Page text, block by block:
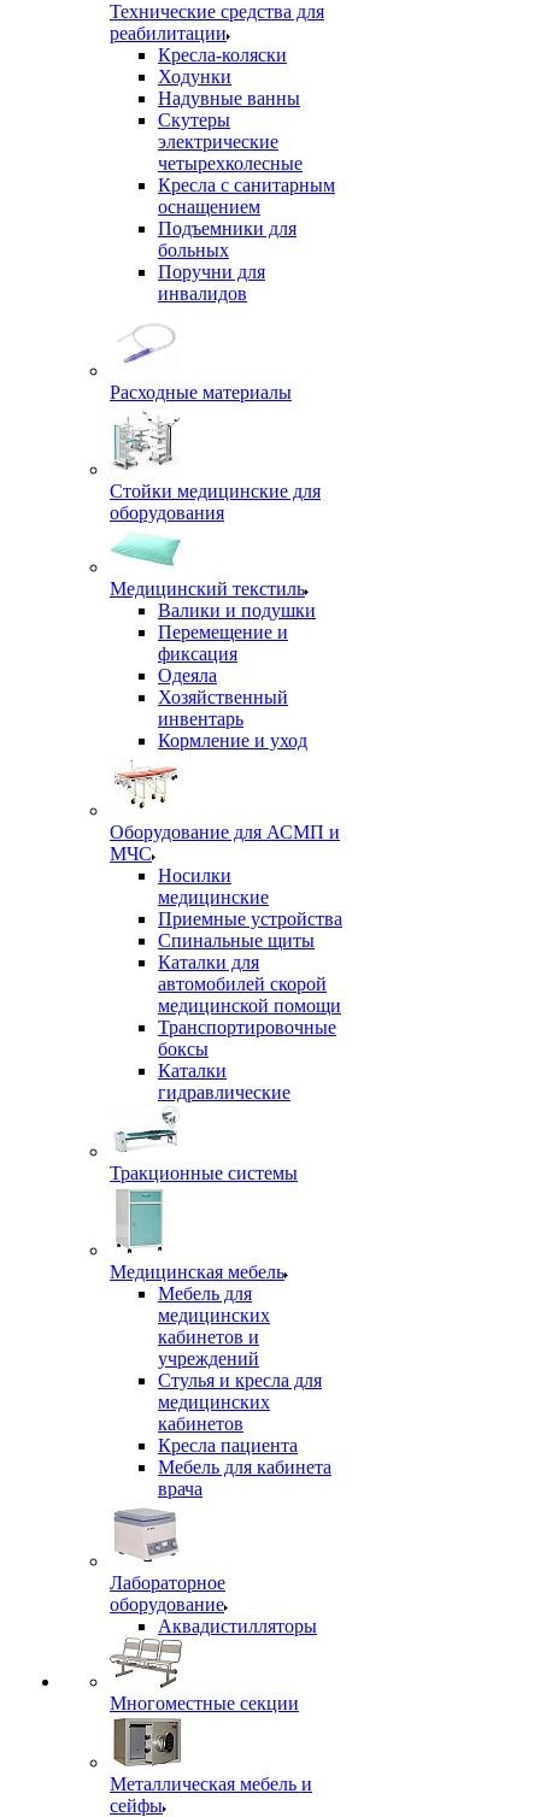
Технические средства для
реабилитации
Кресла-коляски
Ходунки
Надувные ванны
Скутеры
электрические
четырехколесные
Кресла с санитарным
оснащением
Подъемники для
больных
Поручни для
инвалидов
Расходные материалы
Стойки медицинские для
оборудования
Медицинский текстиль
Валики и подушки
Перемещение и
фиксация
Одеяла
Хозяйственный
инвентарь
Кормление и уход
Оборудование для АСМП и
МЧС
Носилки
медицинские
Приемные устройства
Спинальные щиты
Каталки для
автомобилей скорой
медицинской помощи
Транспортировочные
боксы
Каталки
гидравлические
Тракционные системы
Медицинская мебель
Мебель для
медицинских
кабинетов и
учреждений
Стулья и кресла для
медицинских
кабинетов
Кресла пациента
Мебель для кабинета
врача
Лабораторное
оборудование
Аквадистилляторы
Многоместные секции
Металлическая мебель и
сейфы